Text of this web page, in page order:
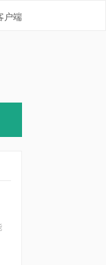
户端